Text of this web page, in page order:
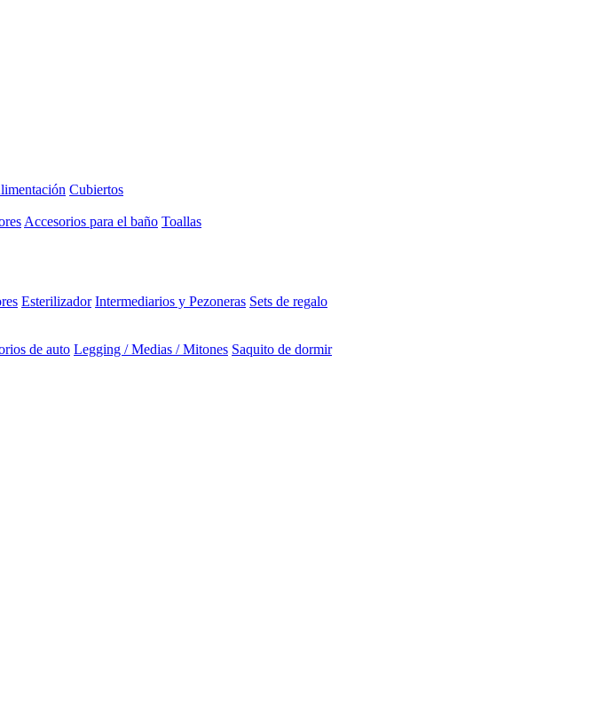
Cubiertos
Accesorios para el baño Toallas
Esterilizador Intermediarios y Pezoneras Sets de regalo
de auto Legging / Medias / Mitones Saquito de dormir